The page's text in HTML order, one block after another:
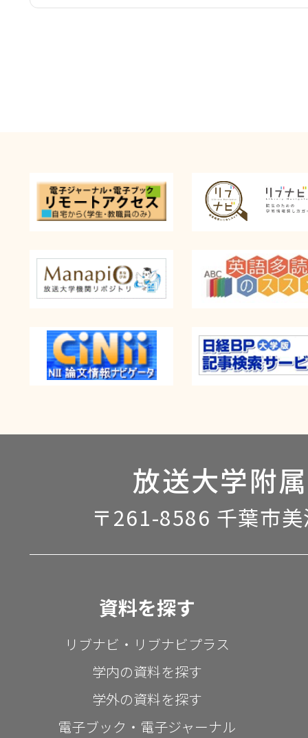
放送大学附
〒261-8586 千葉市
資料を探す
リブナビ・リブナビプラス
学内の資料を探す
学外の資料を探す
電子ブック・電子ジャーナル